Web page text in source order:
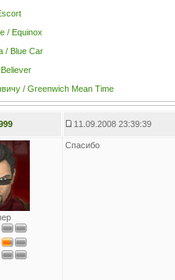
/ Equinox
/ Blue Car
/ Greenwich Mean Time
11.09.2008 23:39:39
Спасибо